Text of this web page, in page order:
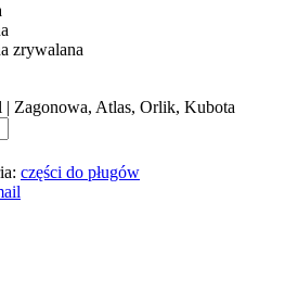
zrywalana
| Zagonowa, Atlas, Orlik, Kubota
części do pługów